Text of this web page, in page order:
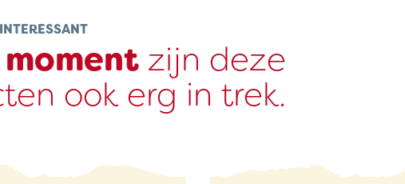
zijn deze
ook erg in trek.